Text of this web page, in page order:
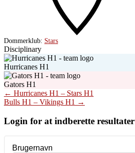
Dommerklub: Stars
Disciplinary
Hurricanes H1
Gators H1
Post
navigation
← Hurricanes H1 – Stars H1
Bulls H1 – Vikings H1 →
Login for at indberette resultater
Brugernavn